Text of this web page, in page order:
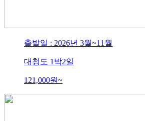
출발일 : 2026년 3월~11월
대청도 1박2일
121,000원~